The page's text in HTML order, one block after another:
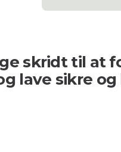
skridt til at
lave sikre